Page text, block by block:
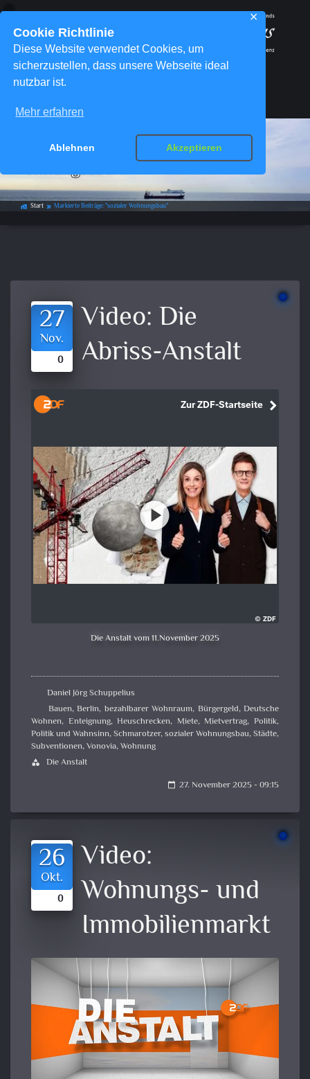
Cookie Richtlinie
Diese Website verwendet Cookies, um
sicherzustellen, dass unsere Webseite ideal
nutzbar ist.
Mehr erfahren
Ablehnen Akzeptieren
✕
Schlagwort-Archiv: sozialer
Wohnungsbau
home_work Start double_arrow Markierte Beiträge: "sozialer Wohnungsbau"
27
Nov.
0
Video: Die
Abriss-Anstalt
Die Anstalt vom 11.November 2025
Daniel Jörg Schuppelius
Bauen,Berlin, bezahlbarer Wohnraum, Bürgergeld,Deutsche
Wohnen, Enteignung,Heuschrecken, Miete, Mietvertrag,Politik,
Politik und Wahnsinn,Schmarotzer,sozialer Wohnungsbau,Städte,
Subventionen,Vonovia,Wohnung
category Die Anstalt
calendar_today 27. November 2025 - 09:15
26
Okt.
0
Video:
Wohnungs- und
Immobilienmarkt